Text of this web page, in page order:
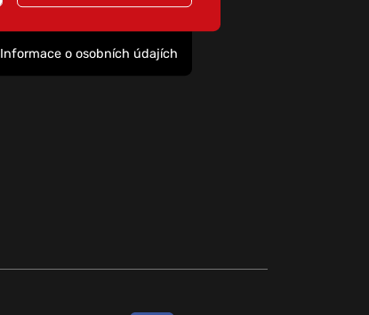
Informace o osobních údajích